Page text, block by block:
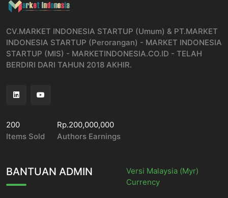
CV.MARKET INDONESIA STARTUP (Umum) & PT.MARKET
INDONESIA STARTUP (Perorangan) - MARKET INDONESIA
STARTUP (MIS) - MARKETINDONESIA.CO.ID - TELAH
BERDIRI DARI TAHUN 2018 AKHIR.
200
Items Sold
Rp.200,000,000
Authors Earnings
BANTUAN ADMIN
Versi Malaysia (Myr)
Currency